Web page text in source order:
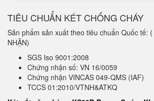
TIÊU CHUẨN KÉT CHỐNG CHÁY
Sản phẩm sản xuất theo tiêu chuẩn Quốc tế:
NHẬN)
SGS Iso 9001:2008
Chứng nhận số: VN 16/0059
Chứng nhận VINCAS 049-QMS (IAF)
TCCS 01:2010/VTNH&ATKQ